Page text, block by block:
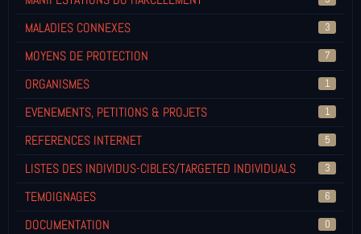
MALADIES CONNEXES 3
MOYENS DE PROTECTION 7
ORGANISMES 1
EVENEMENTS, PETITIONS & PROJETS 1
REFERENCES INTERNET 5
LISTES DES INDIVIDUS-CIBLES/TARGETED INDIVIDUALS 3
TEMOIGNAGES 6
DOCUMENTATION 0